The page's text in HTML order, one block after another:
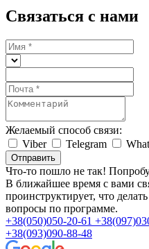
Связаться с нами
Желаемый способ связи:
Viber
Telegram
Отправить
Что-то пошло не так!
В ближайшее время с вами
проинструктирует, что
вопросы по программе.
+38(050)050-20-61
+38(093)090-88-48